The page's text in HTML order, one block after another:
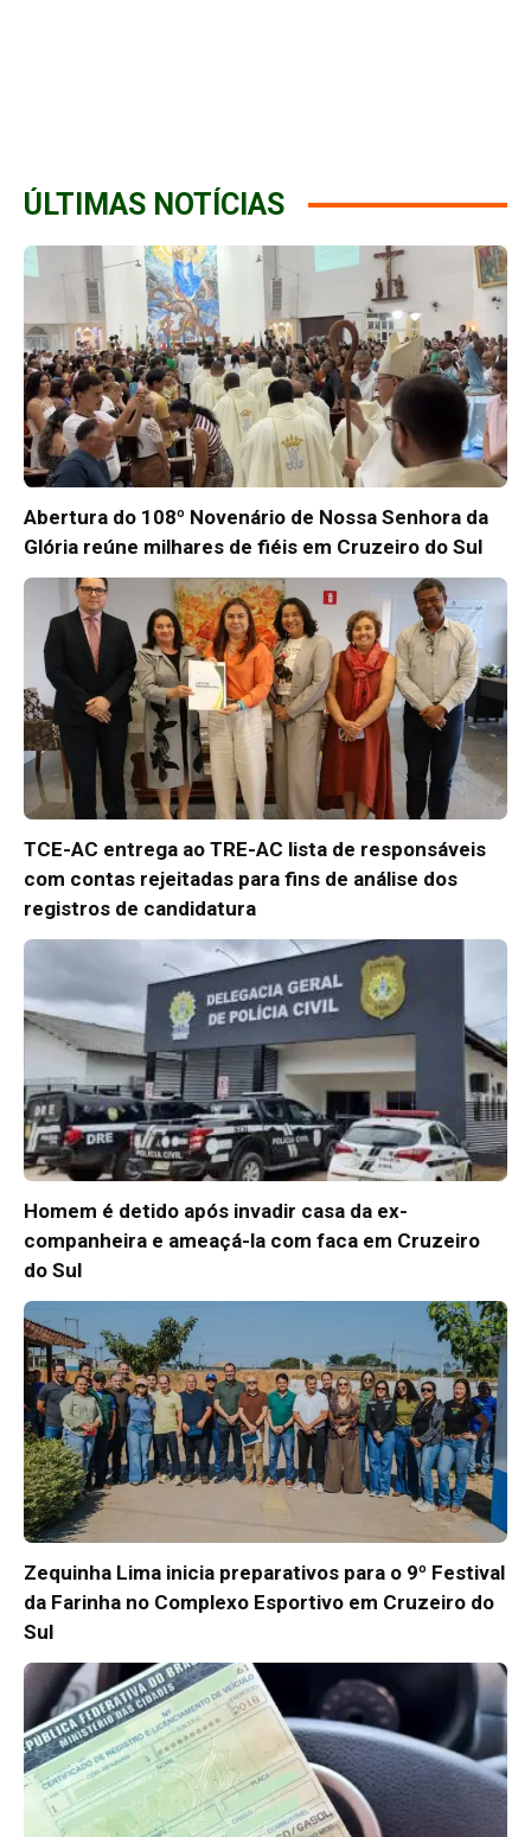
ÚLTIMAS NOTÍCIAS
Abertura do 108º Novenário de Nossa Senhora da
Glória reúne milhares de fiéis em Cruzeiro do Sul
TCE-AC entrega ao TRE-AC lista de responsáveis
com contas rejeitadas para fins de análise dos
registros de candidatura
Homem é detido após invadir casa da ex-
companheira e ameaçá-la com faca em Cruzeiro
do Sul
Zequinha Lima inicia preparativos para o 9º Festival
da Farinha no Complexo Esportivo em Cruzeiro do
Sul